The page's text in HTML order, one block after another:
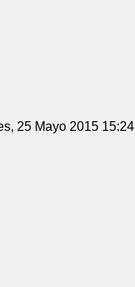
25 Mayo 2015 15:24